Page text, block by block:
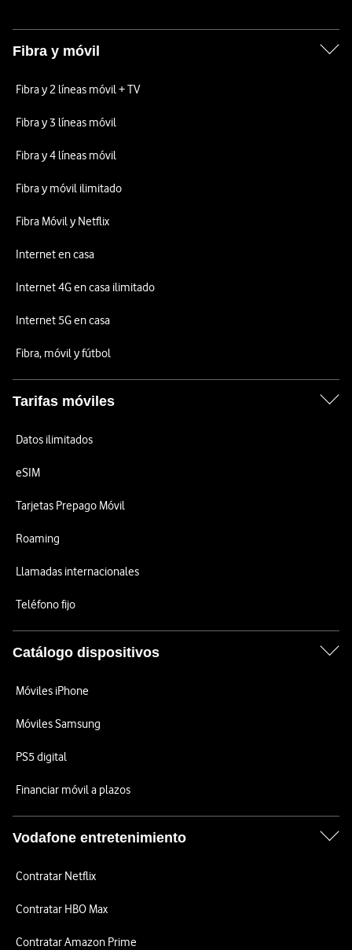
Fibra y móvil
Fibra y 2 líneas móvil + TV
Fibra y 3 líneas móvil
Fibra y 4 líneas móvil
Fibra y móvil ilimitado
Fibra Móvil y Netflix
Internet en casa
Internet 4G en casa ilimitado
Internet 5G en casa
Fibra, móvil y fútbol
Tarifas móviles
Datos ilimitados
eSIM
Tarjetas Prepago Móvil
Roaming
Llamadas internacionales
Teléfono fijo
Catálogo dispositivos
Móviles iPhone
Móviles Samsung
PS5 digital
Financiar móvil a plazos
Vodafone entretenimiento
Contratar Netflix
Contratar HBO Max
Contratar Amazon Prime